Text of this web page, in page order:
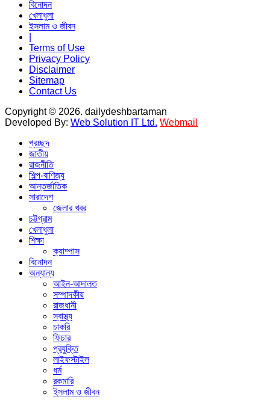
বিনোদন
খেলাধুলা
ইসলাম ও জীবন
Terms of Use
Privacy Policy
Disclaimer
Sitemap
Contact Us
Copyright © 2026. dailydeshbartaman
Developed By: Web Solution IT Ltd. Webmail
প্রচ্ছদ
জাতীয়
রাজনীতি
শিল্প-বাণিজ্য
আন্তর্জাতিক
সারাদেশ
জেলার খবর
চট্টগ্রাম
খেলাধুলা
শিক্ষা
ক্যাম্পাস
বিনোদন
অন্যান্য
আইন-আদালত
সম্পাদকীয়
রাজধানী
স্বাস্থ্য
চাকরি
ফিচার
প্রযুক্তি
লাইফস্টাইল
ধর্ম
রকমারি
ইসলাম ও জীবন